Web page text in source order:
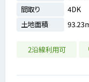
間取り
4DK
土地面積
2沿線利用可